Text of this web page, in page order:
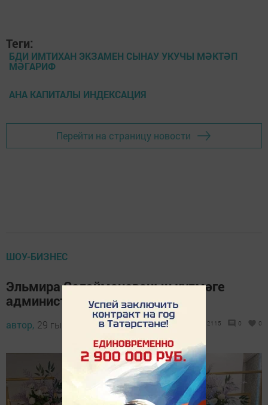
Теги:
БДИ ИМТИХАН ЭКЗАМЕН СЫНАУ УКУЧЫ МӘКТӘП
МӘГАРИФ
АНА КАПИТАЛЫ ИНДЕКСАЦИЯ
Перейти на страницу новости
ШОУ-БИЗНЕС
Эльмира Сөләйманованың күлмәге
администраторына нигә кирәк?
автор, 29 гыйнвар 2023 - 19:34 2115 0 0